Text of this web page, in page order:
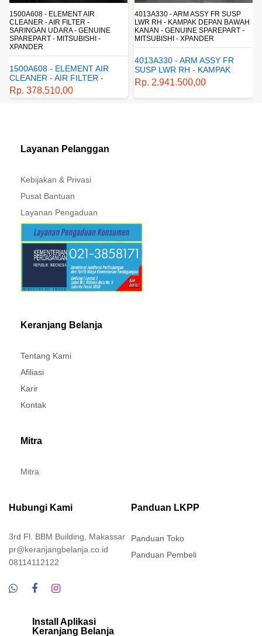
4013A330 - ARM ASSY FR SUSP
LWR RH - KAMPAK DEPAN BAWAH
KANAN - GENUINE SPAREPART -
MITSUBISHI - XPANDER
SUSP LWR RH - KAMPAK
DEPAN BAWAH KANAN -
GENUINE SPAREPART -
MITSUBISHI - XPANDER
Rp. 2.941.500,00
4162A413 - SHOCK ABSORBER RR
SUSP - SUSPENSI BELAKANG -
SHOCKBREAKER BELAKANG -
GENUINE SPAREPART -
MITSUBISHI - XPANDER
4162A413 - SHOCK
ABSORBER RR SUSP -
SUSPENSI BELAKANG -
SHOCKBREAKER BELAKANG
Rp. 1.198.800,00
Layanan Pelanggan
Kebijakan & Privasi
Pusat Bantuan
Layanan Pengaduan
Keranjang Belanja
Tentang Kami
Afiliasi
Karir
Kontak
Mitra
Mitra
Hubungi Kami
3rd Fl. BBM Building, Makassar
pr@keranjangbelanja.co.id
08114112122
Panduan LKPP
Panduan Toko
Panduan Pembeli
Install Aplikasi
Keranjang Belanja